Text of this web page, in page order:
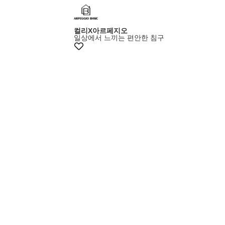
+5% 쿠폰
컬리X아르페지오
일상에서 느끼는 편안한 침구